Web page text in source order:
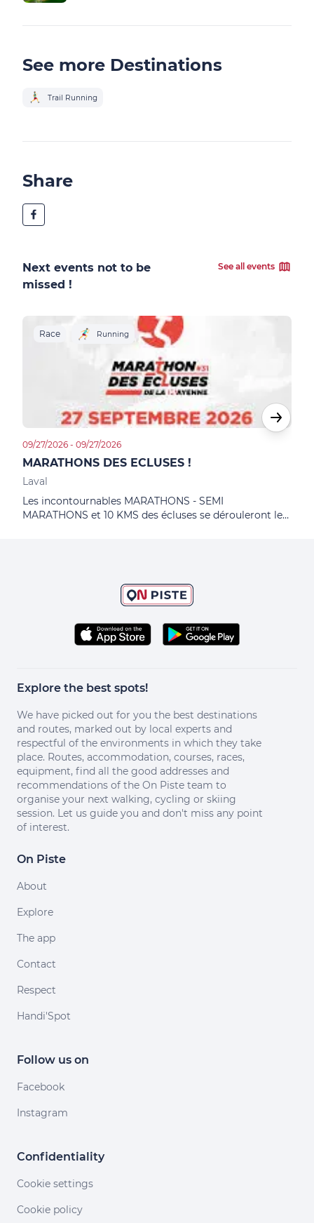
See more Destinations
Trail Running
Share
Next events not to be
missed !
See all events
Race Running
09/27/2026 - 09/27/2026
MARATHONS DES ECLUSES !
Laval
Les incontournables MARATHONS - SEMI
MARATHONS et 10 KMS des écluses se dérouleront le
Explore the best spots!
We have picked out for you the best destinations
and routes, marked out by local experts and
respectful of the environments in which they take
place. Routes, accommodation, courses, races,
equipment, find all the good addresses and
recommendations of the On Piste team to
organise your next walking, cycling or skiing
session. Let us guide you and don't miss any point
of interest.
On Piste
About
Explore
The app
Contact
Respect
Handi'Spot
Follow us on
Facebook
Instagram
Confidentiality
Cookie settings
Cookie policy